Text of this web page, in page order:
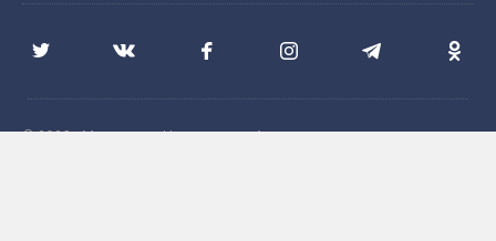
© 2026 «Медиазона Центральная Азия»